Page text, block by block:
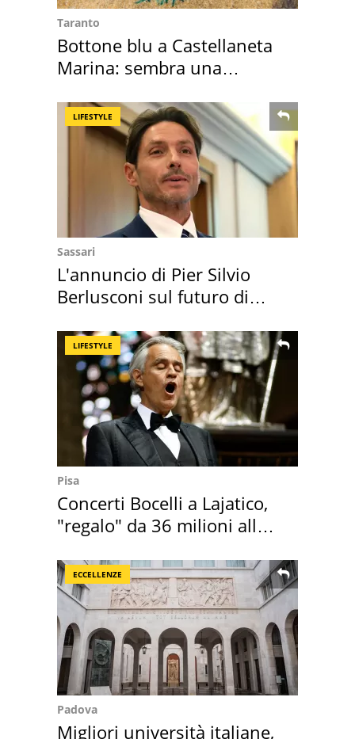
Taranto
Bottone blu a Castellaneta
Marina: sembra una
LIFESTYLE
Sassari
L'annuncio di Pier Silvio
Berlusconi sul futuro di
LIFESTYLE
Pisa
Concerti Bocelli a Lajatico,
"regalo" da 36 milioni alla
ECCELLENZE
Padova
Migliori università italiane,